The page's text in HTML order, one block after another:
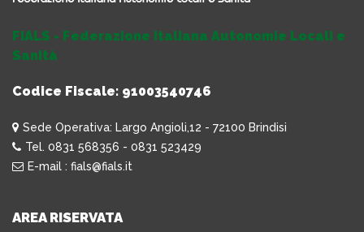
FIALS - Federazione Italiana Autonomie Locali e
Sanità
Codice Fiscale: 91003540746
Sede Operativa: Largo Angioli,12 - 72100 Brindisi
Tel. 0831 568356 - 0831 523429
E-mail : fials@fials.it
AREA RISERVATA